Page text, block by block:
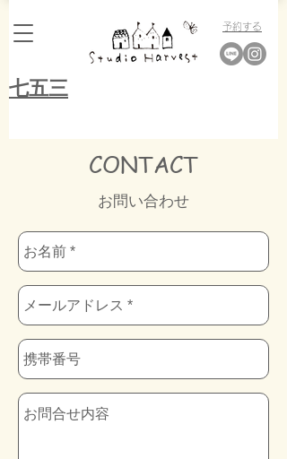
​予約する
​七五三
​CONTACT
お問い合わせ